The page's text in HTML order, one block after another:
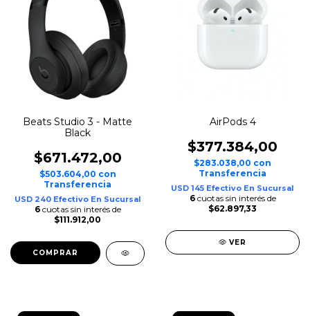
Beats Studio 3 - Matte
Black
$671.472,00
$503.604,00 con
Transferencia
USD 240 Efectivo En Sucursal
6 cuotas sin interés de
$111.912,00
AirPods 4
$377.384,00
$283.038,00 con
Transferencia
USD 145 Efectivo En Sucursal
6 cuotas sin interés de
$62.897,33
VER